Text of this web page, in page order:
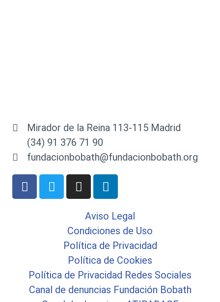
Mirador de la Reina 113-115 Madrid
(34) 91 376 71 90
fundacionbobath@fundacionbobath.org
Aviso Legal
Condiciones de Uso
Política de Privacidad
Política de Cookies
Política de Privacidad Redes Sociales
Canal de denuncias Fundación Bobath